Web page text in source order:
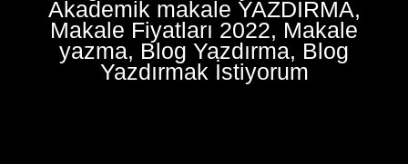
Akademik makale YAZDIRMA,
Makale Fiyatları 2022, Makale
yazma, Blog Yazdırma, Blog
Yazdırmak İstiyorum